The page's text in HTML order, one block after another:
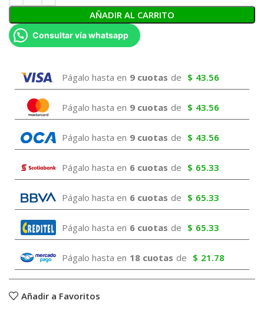
AÑADIR AL CARRITO
Consultar vía whatsapp
Págalo hasta en 9 cuotas de $ 43.56
Págalo hasta en 9 cuotas de $ 43.56
Págalo hasta en 9 cuotas de $ 43.56
Págalo hasta en 6 cuotas de $ 65.33
Págalo hasta en 6 cuotas de $ 65.33
Págalo hasta en 6 cuotas de $ 65.33
Págalo hasta en 18 cuotas de $ 21.78
Añadir a Favoritos